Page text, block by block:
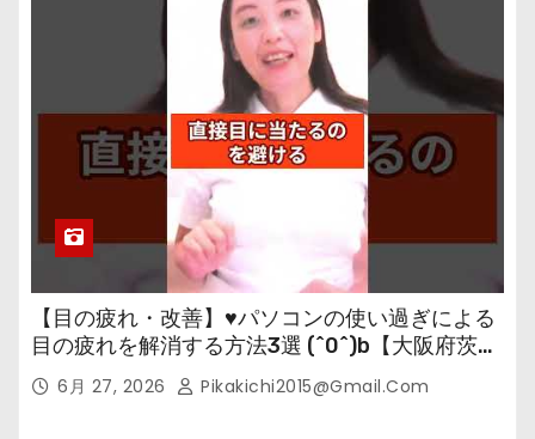
【目の疲れ・改善】♥パソコンの使い過ぎによる
目の疲れを解消する方法3選 (^0^)b【大阪府茨木
市の女性・美容鍼灸・整体師が教えます。】
6月 27, 2026 Pikakichi2015@gmail.com